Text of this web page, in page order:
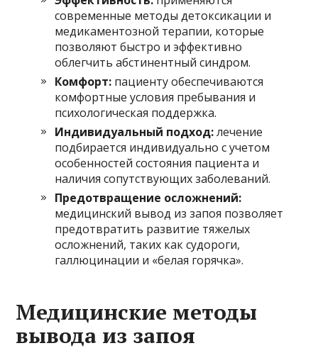
современные методы детоксикации и
медикаментозной терапии, которые
позволяют быстро и эффективно
облегчить абстинентный синдром.
Комфорт: пациенту обеспечиваются
комфортные условия пребывания и
психологическая поддержка.
Индивидуальный подход:лечение
подбирается индивидуально с учетом
особенностей состояния пациента и
наличия сопутствующих заболеваний.
Предотвращение осложнений:
медицинский вывод из запоя позволяет
предотвратить развитие тяжелых
осложнений, таких как судороги,
галлюцинации и «белая горячка».
Медицинские методы
вывода из запоя